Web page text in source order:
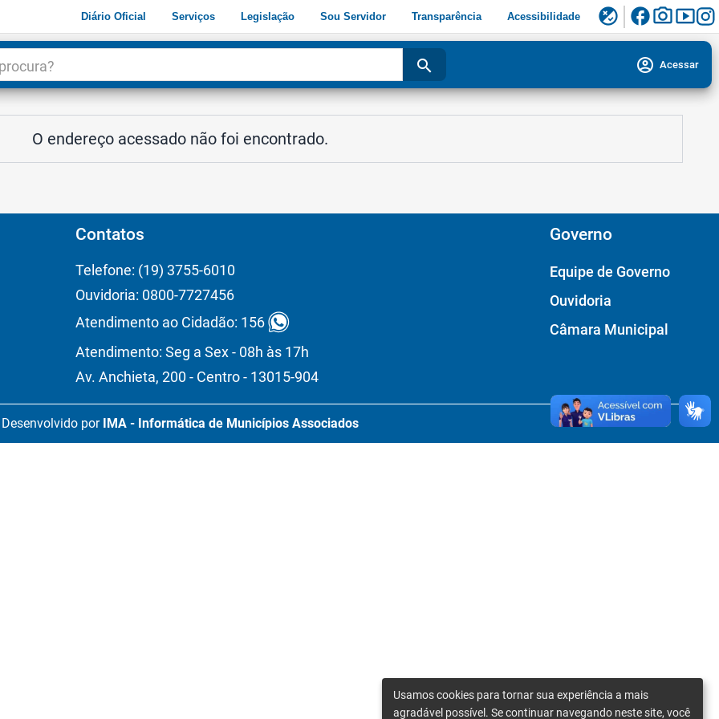
Diário Oficial Serviços Legislação Sou Servidor Transparência Acessibilidade flaky facebookphoto_camerasmart_display
search account_circle Acessar
O endereço acessado não foi encontrado.
Contatos
Telefone: (19) 3755-6010
Ouvidoria: 0800-7727456
Atendimento ao Cidadão: 156
Atendimento: Seg a Sex - 08h às 17h
Av. Anchieta, 200 - Centro - 13015-904
Governo
Equipe de Governo
Ouvidoria
Câmara Municipal
Desenvolvido por IMA - Informática de Municípios Associados
Usamos cookies para tornar sua experiência a mais
agradável possível. Se continuar navegando neste site, você